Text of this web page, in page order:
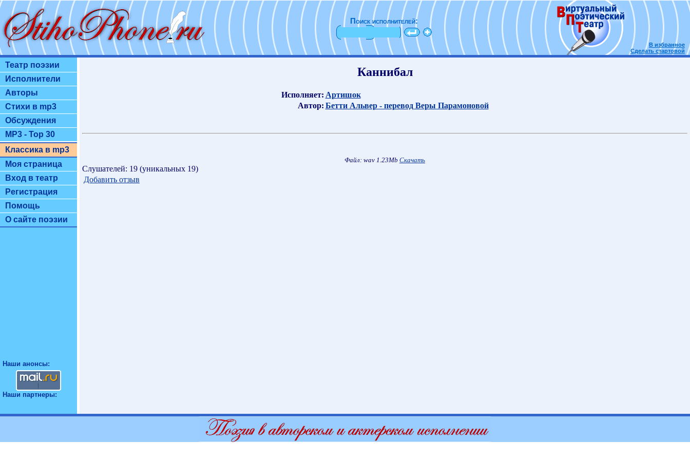
Поиск исполнителей:
В избранное
Сделать стартовой
Театр поэзии
Исполнители
Авторы
Стихи в mp3
Обсуждения
MP3 - Top 30
Классика в mp3
Моя страница
Вход в театр
Регистрация
Помощь
О сайте поэзии
Наши анонсы:
Наши партнеры:
Каннибал
Исполняет: Артишок
Автор: Бетти Альвер - перевод Веры Парамоновой
Файл: wav 1.23Mb Скачать
Слушателей: 19 (уникальных 19)
Добавить отзыв